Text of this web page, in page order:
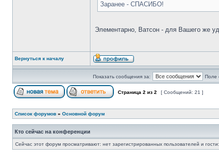
Заранее - СПАСИБО!
Элементарно, Ватсон - для Вашего же
Вернуться к началу
Показать сообщения за: Поле
Страница 2 из 2 [ Сообщений: 21 ]
Список форумов » Основной форум
Кто сейчас на конференции
Сейчас этот форум просматривают: нет зарегистрированных пользователей и